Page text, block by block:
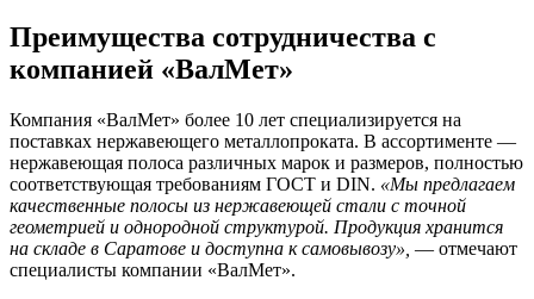
Преимущества сотрудничества с
компанией «ВалМет»
Компания «ВалМет» более 10 лет специализируется на
поставках нержавеющего металлопроката. В ассортименте —
нержавеющая полоса различных марок и размеров, полностью
соответствующая требованиям ГОСТ и DIN. «Мы предлагаем
качественные полосы из нержавеющей стали с точной
геометрией и однородной структурой. Продукция хранится
на складе в Саратове и доступна к самовывозу», — отмечают
специалисты компании «ВалМет».